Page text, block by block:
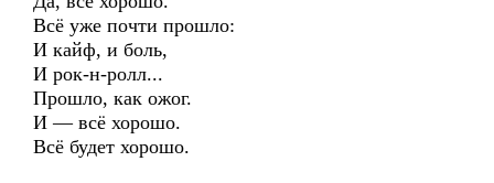
Всё уже почти прошло:
И кайф, и боль,
И рок-н-ролл...
Прошло, как ожог.
И — всё хорошо.
Всё будет хорошо.